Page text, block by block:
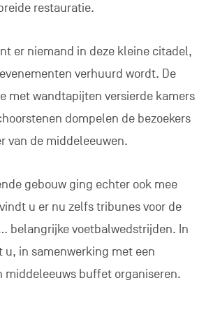
restauratie.
er niemand in deze kleine citadel,
verhuurd wordt. De
met wandtapijten versierde kamers
dompelen de bezoekers
van de middeleeuwen.
gebouw ging echter ook mee
u er nu zelfs tribunes voor de
belangrijke voetbalwedstrijden. In
u, in samenwerking met een
middeleeuws buffet organiseren.